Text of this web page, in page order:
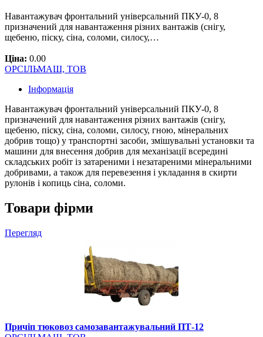
Навантажувач фронтальний універсальний ПКУ-0, 8
призначений для навантаження різних вантажів (снігу,
щебеню, піску, сіна, соломи, силосу,…
Ціна: 0.00
ОРСІЛЬМАШ, ТОВ
Інформація
Навантажувач фронтальний універсальний ПКУ-0, 8
призначений для навантаження різних вантажів (снігу,
щебеню, піску, сіна, соломи, силосу, гною, мінеральних
добрив тощо) у транспортні засоби, змішувальні установки та
машини для внесення добрив для механізації всередині
складських робіт із затареними і незатареними мінеральними
добривами, а також для перевезення і укладання в скирти
рулонів і копиць сіна, соломи.
Товари фірми
Перегляд
Причіп тюковоз самозавантажувальний ПТ-12